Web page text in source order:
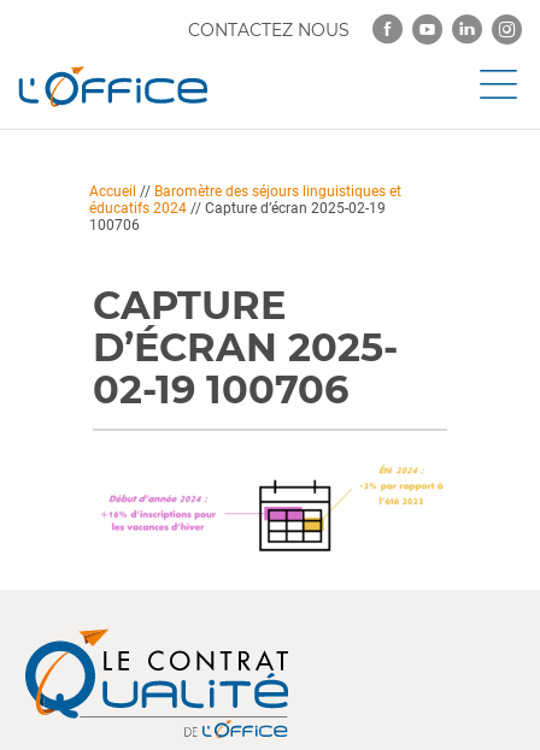
CONTACTEZ NOUS
Accueil // Baromètre des séjours linguistiques et
éducatifs 2024 // Capture d’écran 2025-02-19
100706
CAPTURE
D’ÉCRAN 2025-
02-19 100706